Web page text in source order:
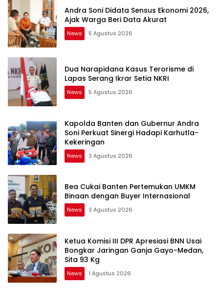
Andra Soni Didata Sensus Ekonomi 2026,
Ajak Warga Beri Data Akurat
News 5 Agustus 2026
Dua Narapidana Kasus Terorisme di
Lapas Serang Ikrar Setia NKRI
News 5 Agustus 2026
Kapolda Banten dan Gubernur Andra
Soni Perkuat Sinergi Hadapi Karhutla-
Kekeringan
News 3 Agustus 2026
Bea Cukai Banten Pertemukan UMKM
Binaan dengan Buyer Internasional
News 3 Agustus 2026
Ketua Komisi III DPR Apresiasi BNN Usai
Bongkar Jaringan Ganja Gayo-Medan,
Sita 93 Kg
News 1 Agustus 2026